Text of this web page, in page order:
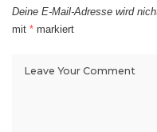
Deine E-Mail-Adresse wird
mit * markiert